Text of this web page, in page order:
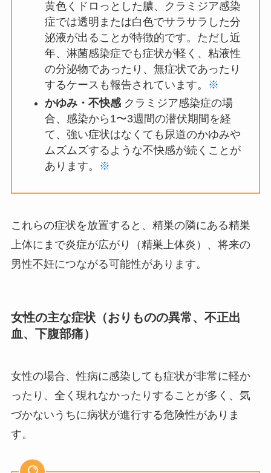
黄色くドロっとした膿、クラミジア感染
症では透明または白色でサラサラした分
泌液が出ることが特徴的です。ただし近
年、淋菌感染症でも症状が軽く、粘液性
の分泌物であったり、無症状であったり
するケースも報告されています。
※
かゆみ・不快感クラミジア感染症の場
合、感染から1〜3週間の潜伏期間を経
て、強い症状はなくても尿道のかゆみや
ムズムズするような不快感が続くことが
あります。
※
これらの症状を放置すると、精巣の隣にある精巣
上体にまで炎症が広がり（精巣上体炎）、将来の
男性不妊につながる可能性があります。
女性の主な症状（おりものの異常、不正出
血、下腹部痛）
女性の場合、性病に感染しても症状が非常に軽か
ったり、全く現れなかったりすることが多く、気
づかないうちに病状が進行する危険性がありま
す。